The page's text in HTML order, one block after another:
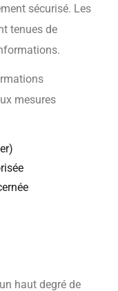
sécurisé. Les
tenues de
mesures
haut degré de